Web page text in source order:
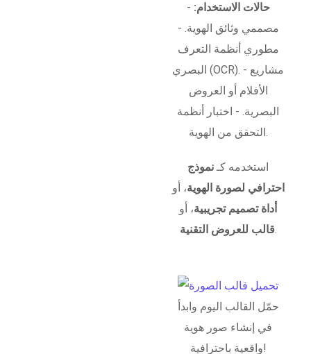
حالات الاستخدام: -
مصممي وثائق الهوية. -
مطوري أنظمة التعرف
البصري (OCR). - مشاريع
الأفلام أو العروض
البصرية. - اختبار أنظمة
التحقق من الهوية.
استخدمه كـنموذج
احترافي لصورة الهوية، أو
أداة تصميم تجريبية، أو
قالب للعروض التقنية.
حمّل القالب اليوم وابدأ
في إنشاء صور هوية
واقعية باحترافية!